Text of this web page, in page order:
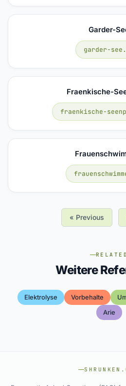
Garder-
garder-
Fraenkische-
fraenkische-
« Previous
RELATED
Weitere
Elektrolyse Vorbehalte
Arie